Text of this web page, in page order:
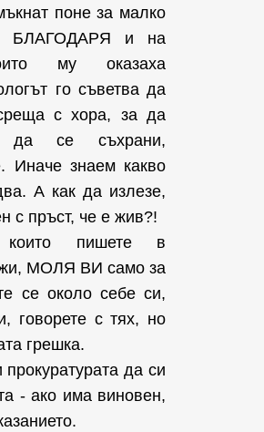
поне за малко
БЛАГОДАРЯ и на
му оказаха
го съветва да
с хора, за да
да се съхрани,
Иначе знаем какво
А как да излезе,
с пръст, че е жив?!
пишете в
МОЛЯ ВИ само за
се около себе си,
говорете с тях, но
грешка.
да си
- ако има виновен,